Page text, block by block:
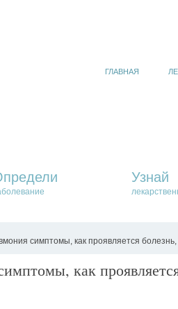
ГЛАВНАЯ
Узнай
симптомы, как проявляется болезнь,
как